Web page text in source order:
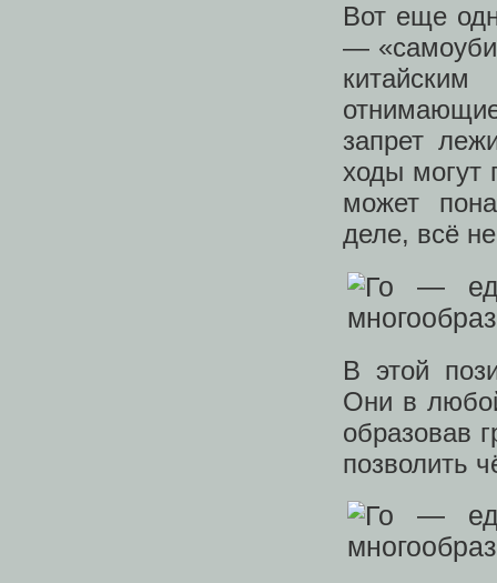
Вот еще
—
запрет
ходы могут
может
деле, всё
В этой
Они в
образовав
позволить